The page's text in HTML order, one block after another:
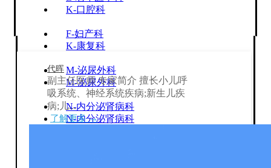
K-口腔科
K-康复科
M-泌尿外科
N-内分泌肾病科
F-妇产科
M-泌尿外科
N-内分泌肾病科
代晖
副主任医师 专家简介 擅长小儿呼
吸系统、神经系统疾病;新生儿疾
病;儿...
了解更多 →